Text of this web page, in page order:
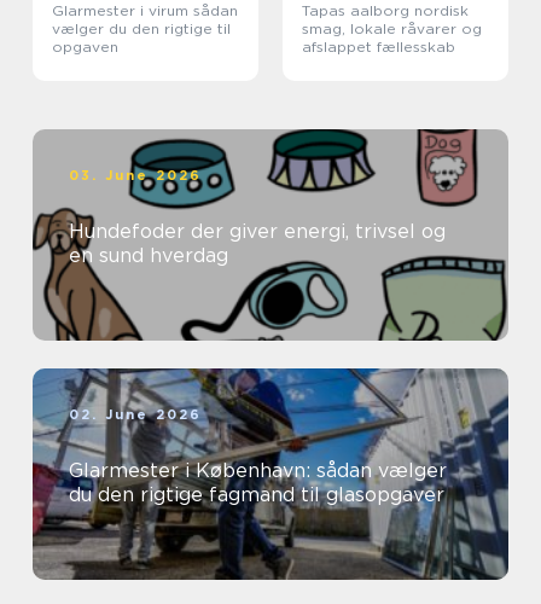
Glarmester i virum sådan
vælger du den rigtige til
opgaven
Tapas aalborg nordisk
smag, lokale råvarer og
afslappet fællesskab
03. June 2026
Hundefoder der giver energi, trivsel og
en sund hverdag
02. June 2026
Glarmester i København: sådan vælger
du den rigtige fagmand til glasopgaver